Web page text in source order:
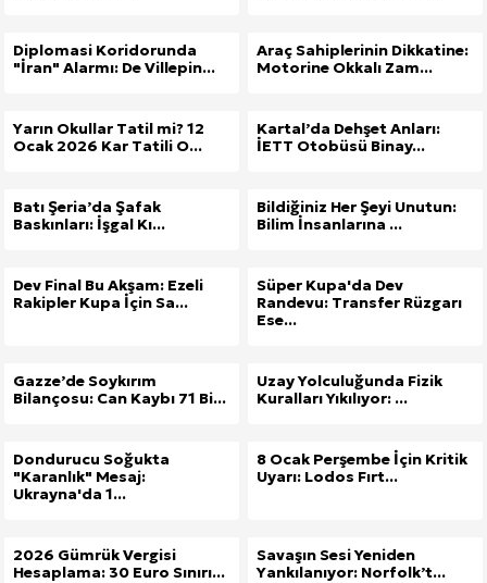
Diplomasi Koridorunda
"İran" Alarmı: De Villepin...
Araç Sahiplerinin Dikkatine:
Motorine Okkalı Zam...
Yarın Okullar Tatil mi? 12
Ocak 2026 Kar Tatili O...
Kartal’da Dehşet Anları:
İETT Otobüsü Binay...
Batı Şeria’da Şafak
Baskınları: İşgal Kı...
Bildiğiniz Her Şeyi Unutun:
Bilim İnsanlarına ...
Dev Final Bu Akşam: Ezeli
Rakipler Kupa İçin Sa...
Süper Kupa'da Dev
Randevu: Transfer Rüzgarı
Ese...
Gazze’de Soykırım
Bilançosu: Can Kaybı 71 Bi...
Uzay Yolculuğunda Fizik
Kuralları Yıkılıyor: ...
Dondurucu Soğukta
"Karanlık" Mesaj:
Ukrayna'da 1...
8 Ocak Perşembe İçin Kritik
Uyarı: Lodos Fırt...
2026 Gümrük Vergisi
Hesaplama: 30 Euro Sınırı...
Savaşın Sesi Yeniden
Yankılanıyor: Norfolk’t...